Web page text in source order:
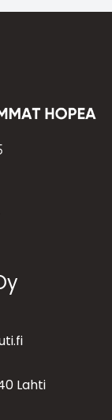
Lahti